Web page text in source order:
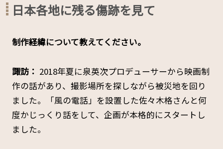
日本各地に残る傷跡を見て
――制作経緯について教えてください。
諏訪： 2018年夏に泉英次プロデューサーから映画制
作の話があり、撮影場所を探しながら被災地を回り
ました。「風の電話」を設置した佐々木格さんと何
度かじっくり話をして、企画が本格的にスタートし
ました。